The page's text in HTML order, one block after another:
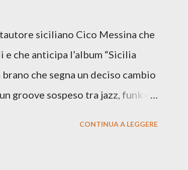
siciliano Cico Messina che
che anticipa l’album “Sicilia
che segna un deciso cambio
groove sospeso tra jazz, funk e
CONTINUA A LEGGERE